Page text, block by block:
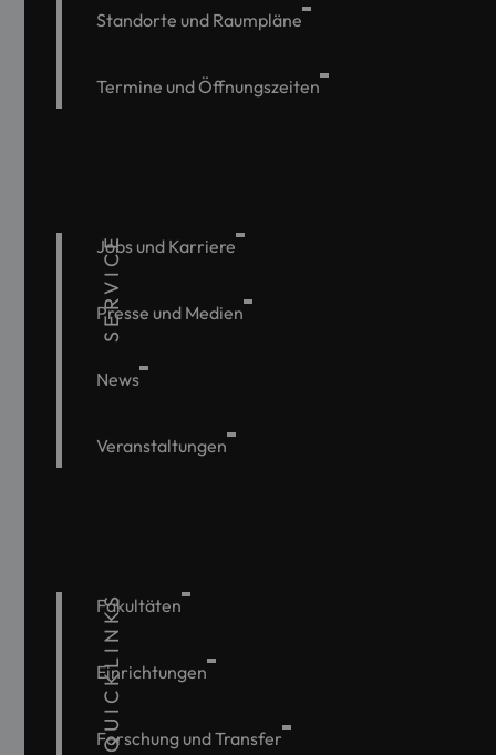
Standorte und Raumpläne
Termine und Öffnungszeiten
SERVICE
Jobs und Karriere
Presse und Medien
News
Veranstaltungen
QUICKLINKS
Fakultäten
Einrichtungen
Forschung und Transfer